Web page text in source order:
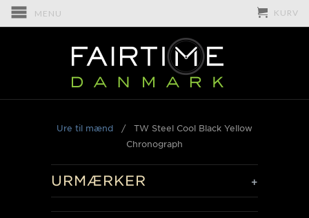
MENU KURV
Ure til mænd / TW Steel Cool Black Yellow
Chronograph
+
URMÆRKER